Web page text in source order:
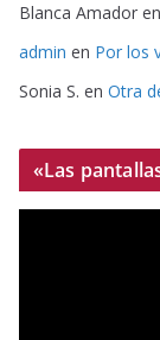
Blanca Amador en
admin en Por los
Sonia S. en Otra
«Las